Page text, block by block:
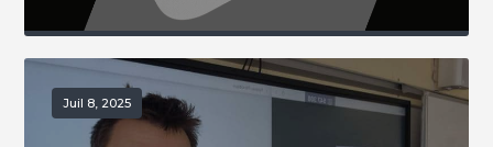
Juil 8, 2025